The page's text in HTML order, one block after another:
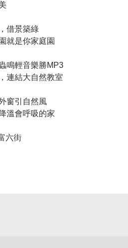
借景築綠
就是你家庭園
鳴輕音樂勝MP3
連結大自然教室
窗引自然風
溫會呼吸的家
六街